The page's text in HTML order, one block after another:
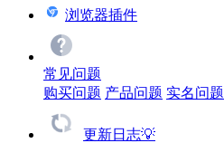
浏览器插件
常见问题
购买问题 产品问题 实名问题
更新日志💡